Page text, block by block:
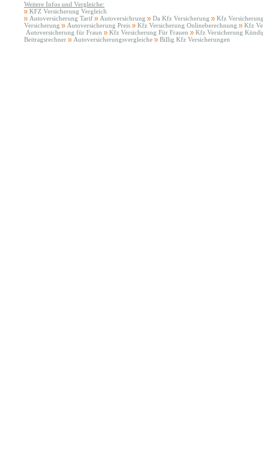
Weitere Infos und Vergleiche:
KFZ Versicherung Vergleich
Autoversicherung Tarif
Autoversichrung Da Kfz Versicherung
Kfz
Versicherung
Autoversicherung Preis Kfz Versicherung Onlineberechnung
Kfz
Autoversicherung für Fraun
Kfz Versicherung Für Frauen
Kfz Versicherung
Beitragsrechner
Autoversicherungsvergleiche Billig Kfz Versicherungen